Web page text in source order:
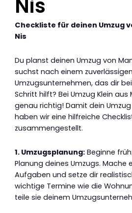
Nis
Checkliste für deinen Umzug
Nis
Du planst deinen Umzug von
suchst nach einem zuverlässigen
Umzugsunternehmen, das dir
Schritt hilft? Bei Umzug Klein
genau richtig! Damit dein
haben wir eine hilfreiche
zusammengestellt.
1. Umzugsplanung: Beginne
Planung deines Umzugs. Mache
Aufgaben und setze dir
wichtige Termine wie die
teile sie deinem